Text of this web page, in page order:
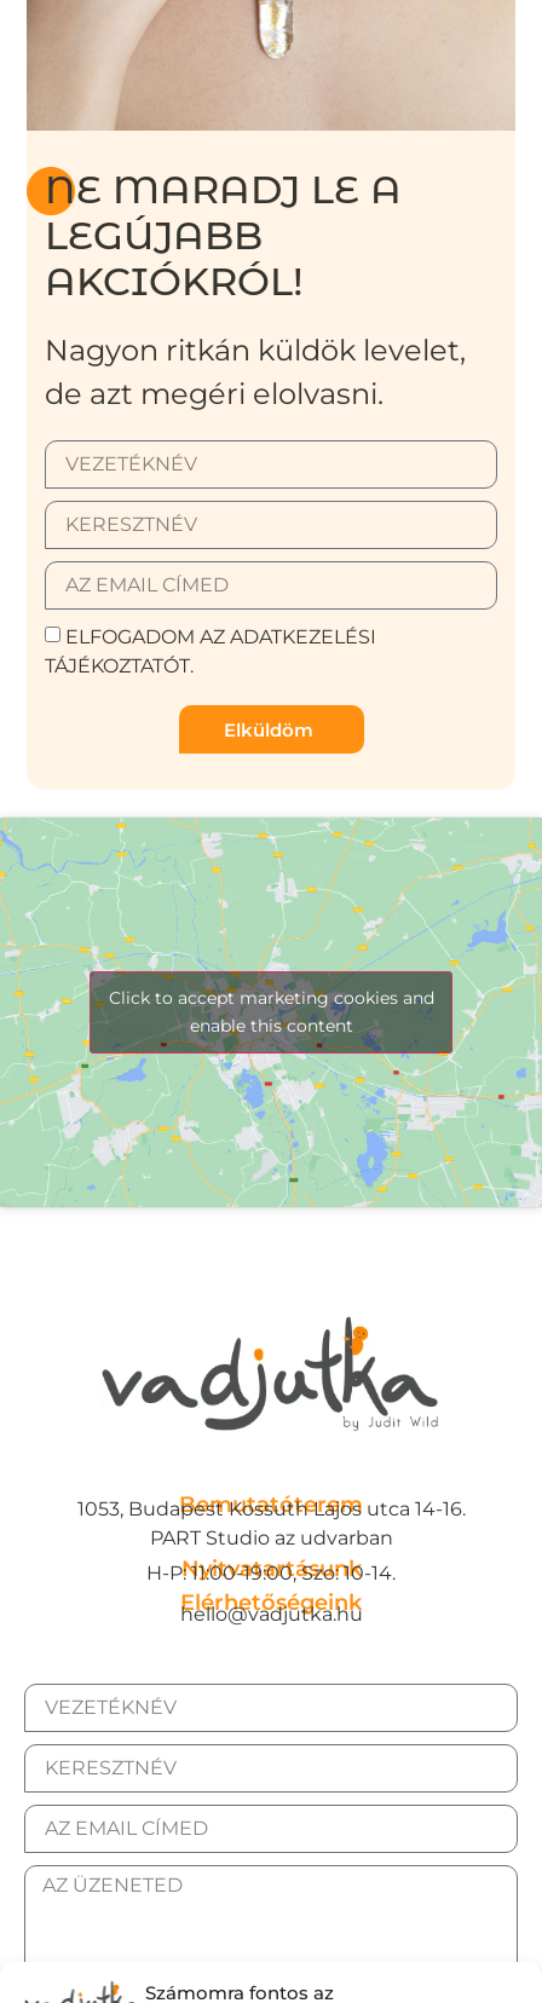
Számomra fontos az
NE MARADJ LE A
LEGÚJABB
AKCIÓKRÓL!
Nagyon ritkán küldök levelet,
de azt megéri elolvasni.
ELFOGADOM AZ ADATKEZELÉSI
TÁJÉKOZTATÓT.
Elküldöm
Click to accept marketing cookies and
enable this content
Bemutatóterem
1053, Budapest Kossuth Lajos utca 14-16.
PART Studio az udvarban
Nyitvatartásunk
H-P: 11:00-19:00, Szo: 10-14.
Elérhetőségeink
hello@vadjutka.hu